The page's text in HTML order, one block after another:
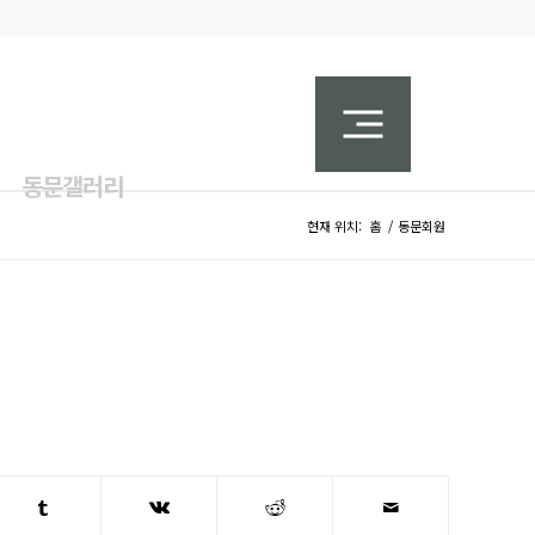
동문갤러리
현재 위치: 홈 / 동문회원